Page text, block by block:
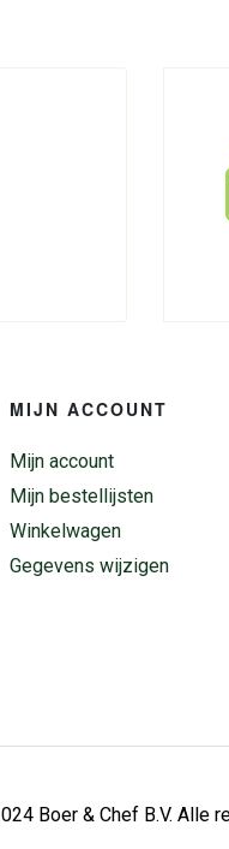
MIJN ACCOUNT
Mijn account
Mijn bestellijsten
Winkelwagen
Gegevens wijzigen
Boer & Chef B.V. Alle